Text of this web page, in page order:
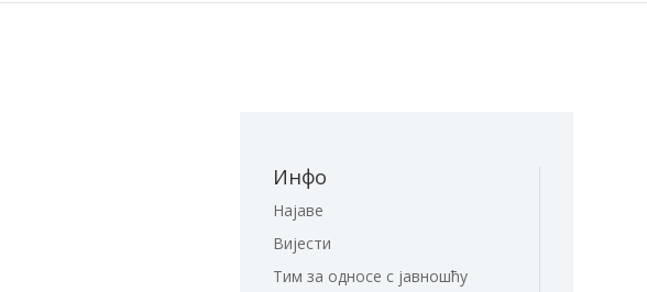
Инфо
Најаве
Вијести
Тим за односе с јавношћу